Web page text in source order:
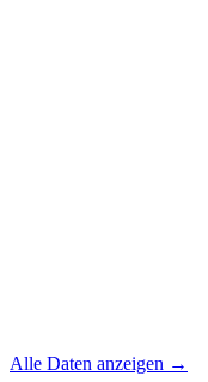
Alle Daten anzeigen →